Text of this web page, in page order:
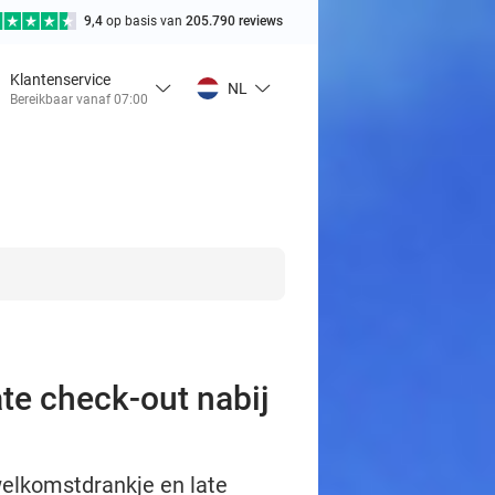
9,4 op basis van 205.790 reviews
Klantenservice
Bereikbaar vanaf 07:00
NL
check-out nabij
en late